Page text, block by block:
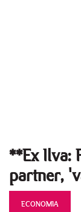
**Ex Ilva:
partner,
ECONOMIA